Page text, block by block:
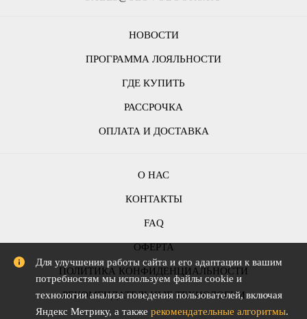
НОВОСТИ
ПРОГРАММА ЛОЯЛЬНОСТИ
ГДЕ КУПИТЬ
РАССРОЧКА
ОПЛАТА И ДОСТАВКА
О НАС
КОНТАКТЫ
FAQ
ОФЕРТА
ПОЛИТИКА КОНФИДЕНЦИАЛЬНОСТИ
РЕКОМЕНДАТЕЛЬНЫЕ ТЕХНОЛОГИИ
Для улучшения работы сайта и его адаптации к вашим
потребностям мы используем файлы cookie и
технологии анализа поведения пользователей, включая
Яндекс Метрику, а также рекомендательные алгоритмы.